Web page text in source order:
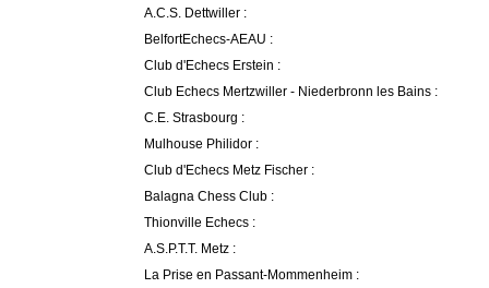
A.C.S. Dettwiller :
BelfortEchecs-AEAU :
Club d'Echecs Erstein :
Club Echecs Mertzwiller - Niederbronn les Bains :
C.E. Strasbourg :
Mulhouse Philidor :
Club d'Echecs Metz Fischer :
Balagna Chess Club :
Thionville Echecs :
A.S.P.T.T. Metz :
La Prise en Passant-Mommenheim :